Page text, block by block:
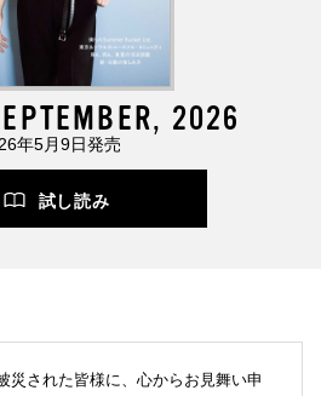
2026
年5月9日発売
試し読み
災された皆様に、心からお見舞い申